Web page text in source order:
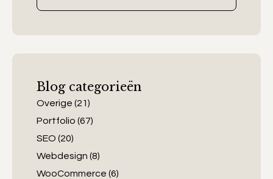
naar:
Blog categorieën
Overige (21)
Portfolio (67)
SEO (20)
Webdesign (8)
WooCommerce (6)